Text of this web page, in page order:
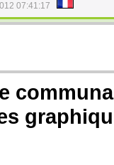
07:41:17